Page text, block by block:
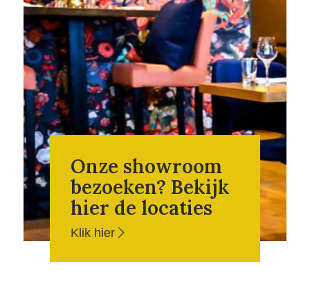
Onze showroom
bezoeken? Bekijk
hier de locaties
Klik hier